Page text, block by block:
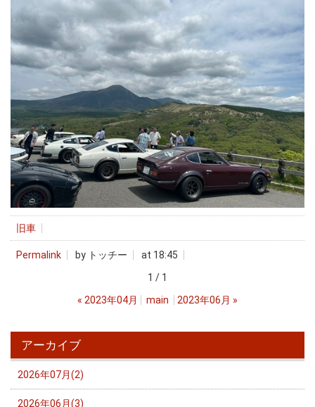
旧車
Permalink by トッチー
at 18:45
1 / 1
« 2023年04月 main 2023年06月 »
アーカイブ
2026年07月(2)
2026年06月(3)